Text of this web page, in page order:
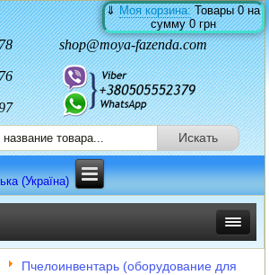
⇓Моя корзина:Товары0на
сумму0 грн
shop@moya-fazenda.com
Пчелоинвентарь (оборудование для